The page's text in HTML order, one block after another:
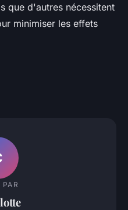
que d'autres nécessitent
minimiser les effets
PAR